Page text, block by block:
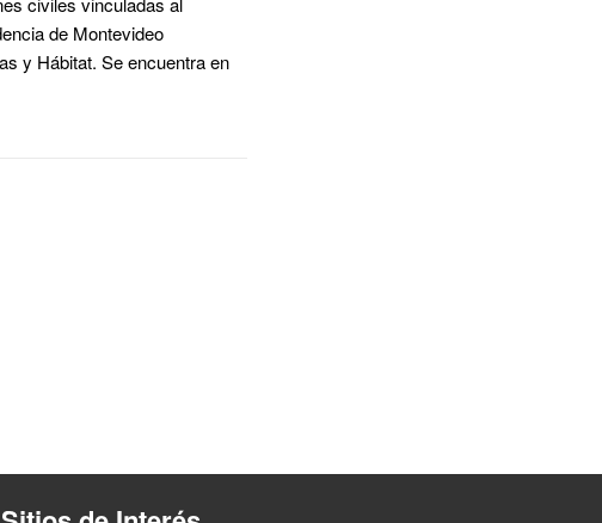
de Montevideo
y Hábitat. Se encuentra en